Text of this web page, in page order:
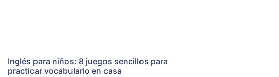
Inglés para niños: 8 juegos sencillos para
practicar vocabulario en casa